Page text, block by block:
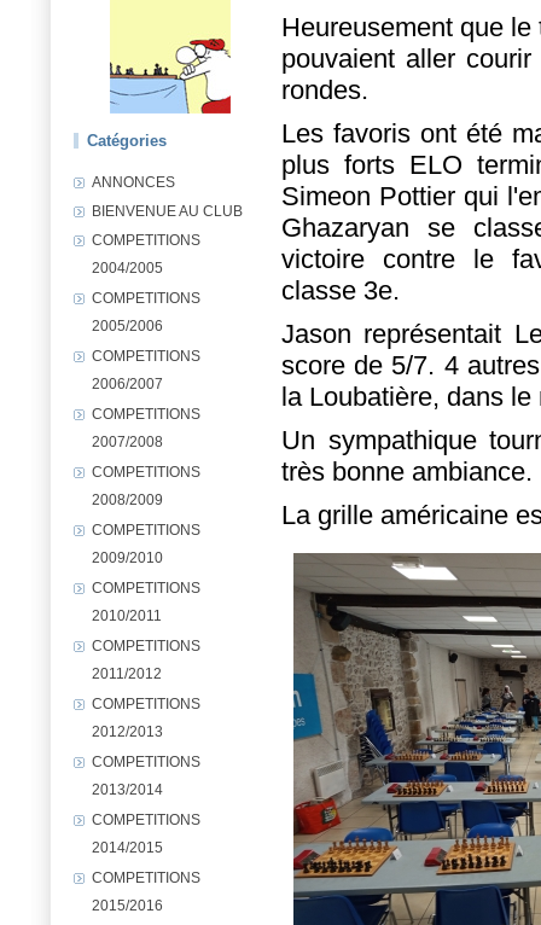
Catégories
ANNONCES
BIENVENUE AU CLUB
COMPETITIONS
2004/2005
COMPETITIONS
2005/2006
COMPETITIONS
2006/2007
COMPETITIONS
2007/2008
COMPETITIONS
2008/2009
COMPETITIONS
2009/2010
COMPETITIONS
2010/2011
COMPETITIONS
2011/2012
COMPETITIONS
2012/2013
COMPETITIONS
2013/2014
COMPETITIONS
2014/2015
COMPETITIONS
2015/2016
Heureusement que
pouvaient aller
rondes.
Les favoris ont été
plus forts ELO
Simeon Pottier qui
Ghazaryan se
victoire contre le
classe 3e.
Jason représentait
score de 5/7. 4
la Loubatière, dans le
Un sympathique
très bonne ambiance.
La grille américaine